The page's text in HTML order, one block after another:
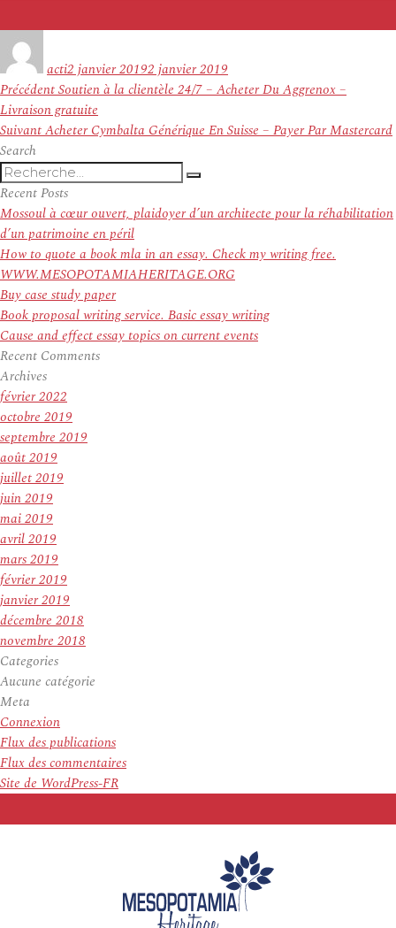
actile
2 janvier 20192 janvier 2019
Navigation
de
l’article
PrécédentArticle
précédent :
Soutien à la clientèle 24/7 – Acheter Du Aggrenox –
Livraison gratuite
SuivantArticle
Acheter Cymbalta Générique En Suisse – Payer Par Mastercard
Search
Recherche
pour
:
Recherche
Recent Posts
Mossoul à cœur ouvert, plaidoyer d’un architecte pour la réhabilitation
d’un patrimoine en péril
How to quote a book mla in an essay. Check my writing free.
WWW.MESOPOTAMIAHERITAGE.ORG
Buy case study paper
Book proposal writing service. Basic essay writing
Cause and effect essay topics on current events
Recent Comments
Archives
février 2022
octobre 2019
septembre 2019
août 2019
juillet 2019
juin 2019
mai 2019
avril 2019
mars 2019
février 2019
janvier 2019
décembre 2018
novembre 2018
Categories
Aucune catégorie
Meta
Connexion
Flux des publications
Flux des commentaires
Site de WordPress-FR